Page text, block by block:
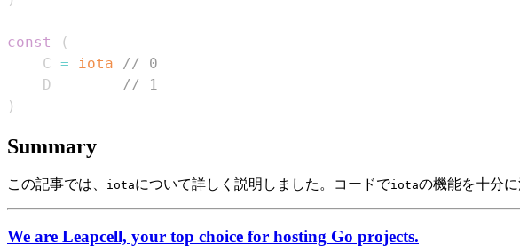
const
(
    C
= iota
// 0
    D
// 1
)
Summary
この記事では、 iotaについて詳しく説明しました。コードでiotaの機能を十分
We are Leapcell, your top choice for hosting Go projects.